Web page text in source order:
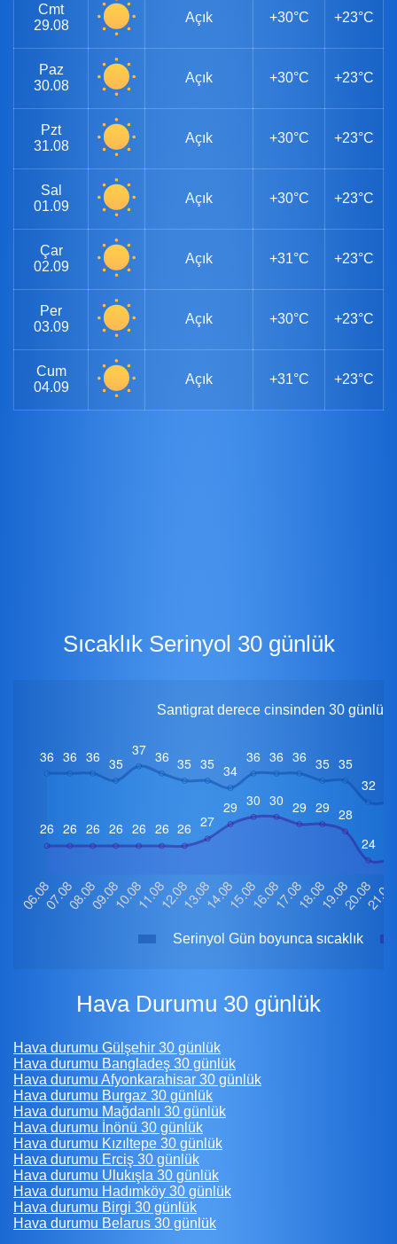
Cmt
29.08
Açık +30°C +23°C
Paz
30.08
Açık +30°C +23°C
Pzt
31.08
Açık +30°C +23°C
Sal
01.09
Açık +30°C +23°C
Çar
02.09
Açık +31°C +23°C
Per
03.09
Açık +30°C +23°C
Cum
04.09
Açık +31°C +23°C
Sıcaklık Serinyol 30 günlük
Santigrat derece cinsinden 30 günlük
Serinyol Gün boyunca sıcaklık
Hava Durumu 30 günlük
Hava durumu Gülşehir 30 günlük
Hava durumu Bangladeş 30 günlük
Hava durumu Afyonkarahisar 30 günlük
Hava durumu Burgaz 30 günlük
Hava durumu Mağdanlı 30 günlük
Hava durumu İnönü 30 günlük
Hava durumu Kızıltepe 30 günlük
Hava durumu Erciş 30 günlük
Hava durumu Ulukışla 30 günlük
Hava durumu Hadımköy 30 günlük
Hava durumu Birgi 30 günlük
Hava durumu Belarus 30 günlük